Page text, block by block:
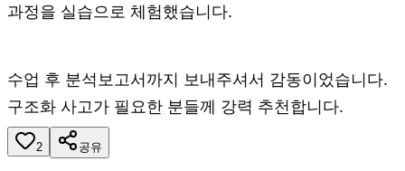
과정을 실습으로 체험했습니다.
수업 후 분석보고서까지 보내주셔서 감동이었습니다.
구조화 사고가 필요한 분들께 강력 추천합니다.
2 공유